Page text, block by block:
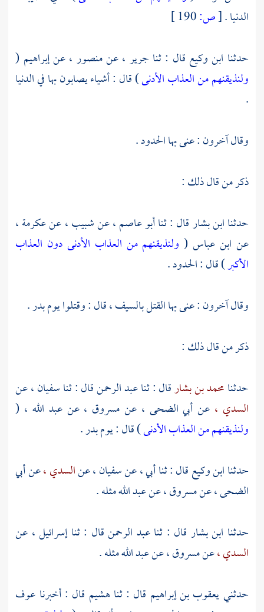
الدنيا .[ص:
حدثنا ابن وكيع قال : ثنا جرير ،عنمنصور ،عنإبراهيم (
ولنذيقنهم من العذاب الأدنى) قال : أشياء يصابون بها في الدنيا
.
وقال آخرون : عنى بها الحدود .
ذكر من قال ذلك :
حدثناابن بشارقال : ثناأبو عاصم ،عنشبيب ،عنعكرمة ،
عن ابن عباس ( ولنذيقنهم من العذاب الأدنى دون العذاب
الأكبر) قال : الحدود .
وقال آخرون : عنى بها القتل بالسيف ، قال : وقتلوا يومبدر .
ذكر من قال ذلك :
حدثنامحمد بن بشارقال : ثناعبد الرحمنقال : ثناسفيان ،عن
السدي ، عن أبي الضحى ،عن مسروق ،عنعبد الله ، (
ولنذيقنهم من العذاب الأدنى) قال : يومبدر .
حدثناابن وكيعقال : ثنا أبي ، عنسفيان ،عنالسدي ،عنأبي
الضحى ،عنمسروق ،عنعبد اللهمثله .
حدثنا ابن بشار قال : ثناعبد الرحمنقال : ثناإسرائيل ، عن
السدي ،عنمسروق ،عنعبد اللهمثله .
حدثنييعقوب بن إبراهيم قال : ثناهشيم قال : أخبرنا عوف